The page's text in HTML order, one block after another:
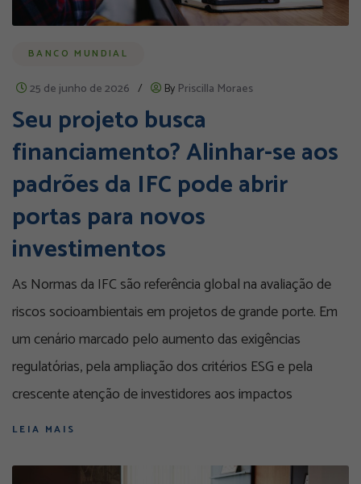
BANCO MUNDIAL
25 de junho de 2026 / By Priscilla Moraes
Seu projeto busca
financiamento? Alinhar-se aos
padrões da IFC pode abrir
portas para novos
investimentos
As Normas da IFC são referência global na avaliação de
riscos socioambientais em projetos de grande porte. Em
um cenário marcado pelo aumento das exigências
regulatórias, pela ampliação dos critérios ESG e pela
crescente atenção de investidores aos impactos
LEIA MAIS